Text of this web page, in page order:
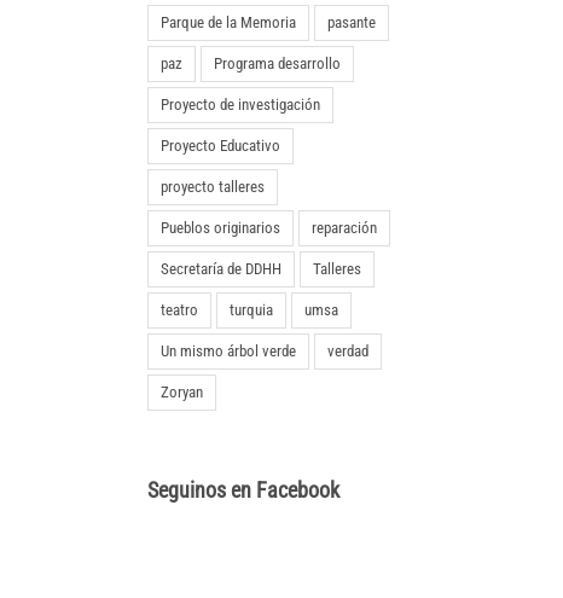
Parque de la Memoria pasante
paz Programa desarrollo
Proyecto de investigación
Proyecto Educativo
proyecto talleres
Pueblos originarios reparación
Secretaría de DDHH Talleres
teatro turquia umsa
Un mismo árbol verde verdad
Zoryan
Seguinos en Facebook